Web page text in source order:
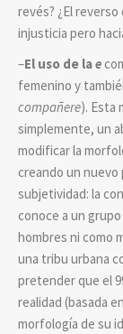
revés? ¿El
injusticia pero
–El uso de lae
femenino y
compañere). Esta
simplemente, un
modificar la
creando un nuevo
subjetividad: la
conoce a un
hombres ni como
una tribu urbana
pretender que el
realidad (basada
morfología de su